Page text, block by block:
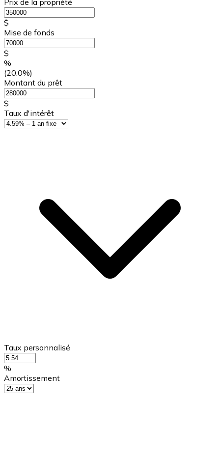
Prix de la propriété
$
Mise de fonds
$
%
(20.0%)
Montant du prêt
$
Taux d'intérêt
Taux personnalisé
%
Amortissement